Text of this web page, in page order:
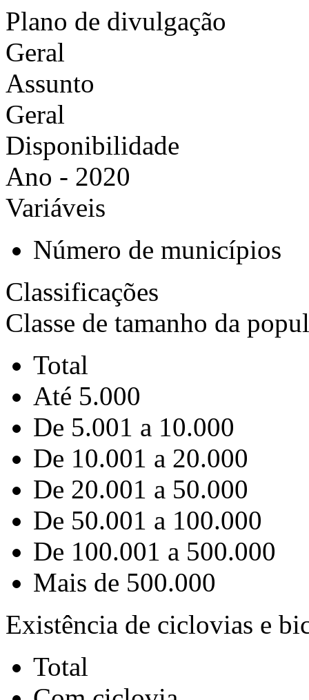
Plano de divulgação
Geral
Assunto
Geral
Disponibilidade
Ano - 2020
Variáveis
Número de municípios
Classificações
Classe de tamanho da
Total
Até 5.000
De 5.001 a 10.000
De 10.001 a 20.000
De 20.001 a 50.000
De 50.001 a 100.000
De 100.001 a 500.000
Mais de 500.000
Existência de ciclovias e
Total